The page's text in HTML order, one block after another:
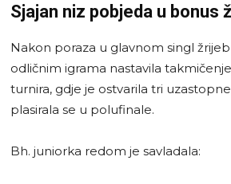
Sjajan niz pobjeda u bonus
Nakon poraza u glavnom singl
odličnim igrama nastavila
turnira, gdje je ostvarila tri
plasirala se u polufinale.
Bh. juniorka redom je savladala: